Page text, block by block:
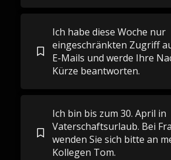
Ich habe diese Woche nur
eingeschränkten Zugriff
E-Mails und werde Ihre
Kürze beantworten.
Ich bin bis zum 30. April in
Vaterschaftsurlaub. Bei
wenden Sie sich bitte an
Kollegen Tom.